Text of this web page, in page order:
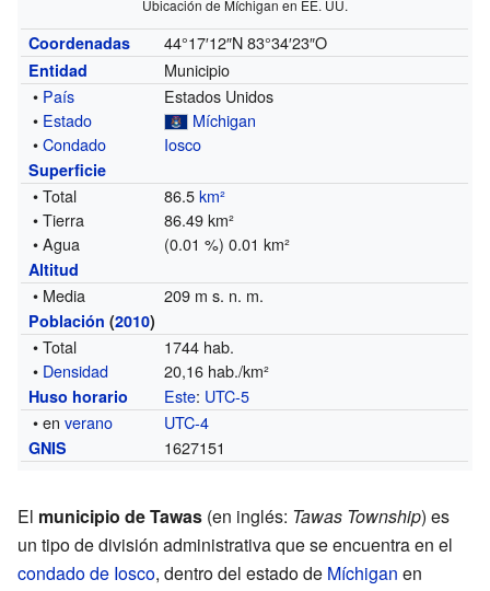
Ubicación de Míchigan en EE. UU.
Coordenadas 44°17′12″N 83°34′23″O
Entidad
Municipio
• País
Estados Unidos
• Estado
Míchigan
•Condado Iosco
Superficie
• Total 86.5km²
• Tierra
86.49 km²
• Agua
(0.01 %) 0.01 km²
Altitud
• Media 209 m s. n. m.
Población (2010)
• Total
1744 hab.
• Densidad 20,16 hab./km²
Huso horario Este: UTC-5
• enverano UTC-4
GNIS 1627151
El municipio de Tawas (en inglés: Tawas Township) es
un tipo de división administrativa que se encuentra en el
condado de Iosco, dentro del estado de Míchigan en